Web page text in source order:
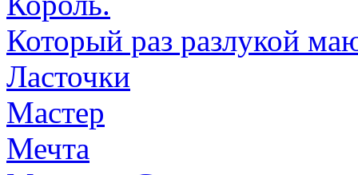
Который раз разлукой
Ласточки
Мастер
Мечта